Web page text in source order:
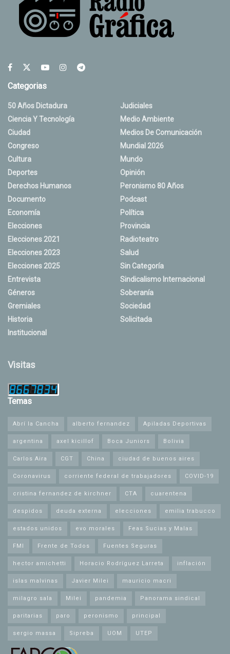
Categorias
50 Años Dictadura
Ciencia Y Tecnología
Ciudad
Congreso
Cultura
Deportes
Derechos Humanos
Documento
Economía
Elecciones
Elecciones 2021
Elecciones 2023
Elecciones 2025
Entrevista
Géneros
Gremiales
Historia
Institucional
Judiciales
Medio Ambiente
Medios De Comunicación
Mundial 2026
Mundo
Opinión
Peronismo 80 Años
Podcast
Política
Provincia
Radioteatro
Salud
Sin Categoría
Sindicalismo Internacional
Soberanía
Sociedad
Solicitada
Visitas
Temas
Abrí la Cancha alberto fernandez Apiladas Deportivas
argentina axel kicillof Boca Juniors Bolivia
Carlos Aira CGT China ciudad de buenos aires
Coronavirus corriente federal de trabajadores COVID-19
cristina fernandez de kirchner CTA cuarentena
despidos deuda externa elecciones emilia trabucco
estados unidos evo morales Feas Sucias y Malas
FMI Frente de Todos Fuentes Seguras
hector amichetti Horacio Rodríguez Larreta inflación
islas malvinas Javier Milei mauricio macri
milagro sala Milei pandemia Panorama sindical
paritarias paro peronismo principal
sergio massa Sipreba UOM UTEP